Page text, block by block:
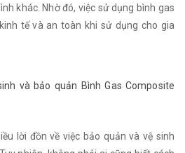
khác. Nhờ đó, việc sử dụng bình gas
tế và an toàn khi sử dụng cho gia
và bảo quản Bình Gas Composite
lời đồn về việc bảo quản và vệ sinh